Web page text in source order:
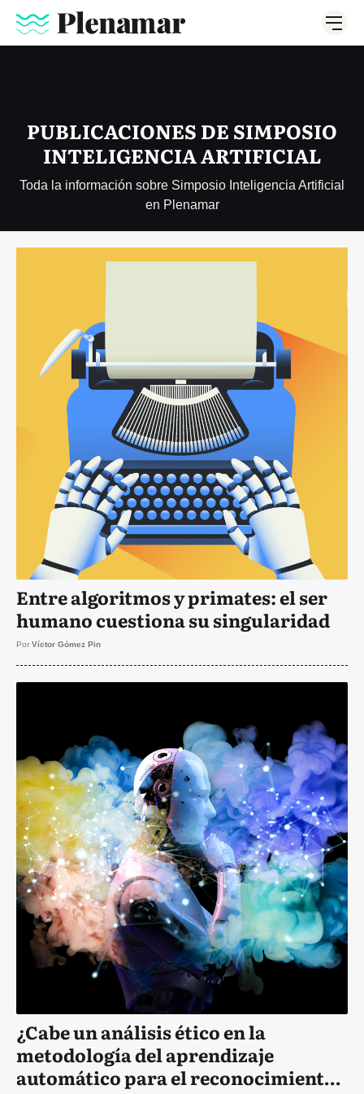
PUBLICACIONES DE SIMPOSIO
INTELIGENCIA ARTIFICIAL
Toda la información sobre Simposio Inteligencia Artificial
en Plenamar
Entre algoritmos y primates: el ser
humano cuestiona su singularidad
Por Víctor Gómez Pin
¿Cabe un análisis ético en la
metodología del aprendizaje
automático para el reconocimiento